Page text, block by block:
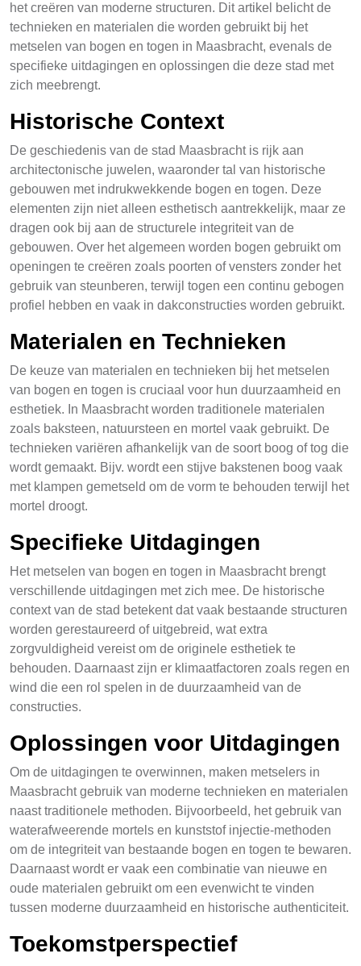
het creëren van moderne structuren. Dit artikel belicht de
technieken en materialen die worden gebruikt bij het
metselen van bogen en togen in Maasbracht, evenals de
specifieke uitdagingen en oplossingen die deze stad met
zich meebrengt.
Historische Context
De geschiedenis van de stad Maasbracht is rijk aan
architectonische juwelen, waaronder tal van historische
gebouwen met indrukwekkende bogen en togen. Deze
elementen zijn niet alleen esthetisch aantrekkelijk, maar ze
dragen ook bij aan de structurele integriteit van de
gebouwen. Over het algemeen worden bogen gebruikt om
openingen te creëren zoals poorten of vensters zonder het
gebruik van steunberen, terwijl togen een continu gebogen
profiel hebben en vaak in dakconstructies worden gebruikt.
Materialen en Technieken
De keuze van materialen en technieken bij het metselen
van bogen en togen is cruciaal voor hun duurzaamheid en
esthetiek. In Maasbracht worden traditionele materialen
zoals baksteen, natuursteen en mortel vaak gebruikt. De
technieken variëren afhankelijk van de soort boog of tog die
wordt gemaakt. Bijv. wordt een stijve bakstenen boog vaak
met klampen gemetseld om de vorm te behouden terwijl het
mortel droogt.
Specifieke Uitdagingen
Het metselen van bogen en togen in Maasbracht brengt
verschillende uitdagingen met zich mee. De historische
context van de stad betekent dat vaak bestaande structuren
worden gerestaureerd of uitgebreid, wat extra
zorgvuldigheid vereist om de originele esthetiek te
behouden. Daarnaast zijn er klimaatfactoren zoals regen en
wind die een rol spelen in de duurzaamheid van de
constructies.
Oplossingen voor Uitdagingen
Om de uitdagingen te overwinnen, maken metselers in
Maasbracht gebruik van moderne technieken en materialen
naast traditionele methoden. Bijvoorbeeld, het gebruik van
waterafweerende mortels en kunststof injectie-methoden
om de integriteit van bestaande bogen en togen te bewaren.
Daarnaast wordt er vaak een combinatie van nieuwe en
oude materialen gebruikt om een evenwicht te vinden
tussen moderne duurzaamheid en historische authenticiteit.
Toekomstperspectief